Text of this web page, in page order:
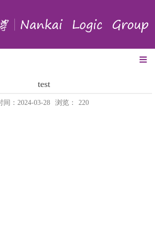
test
间：2024-03-28 浏览： 220